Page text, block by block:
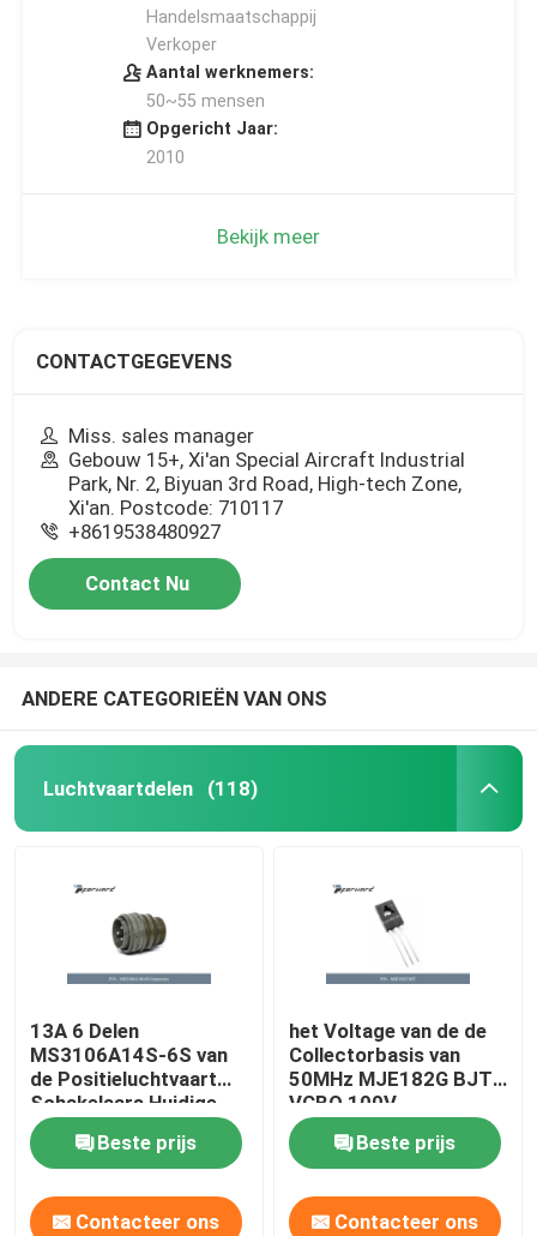
Handelsmaatschappij
Verkoper
Aantal werknemers:
50~55 mensen
Opgericht Jaar:
2010
Bekijk meer
CONTACTGEGEVENS
Miss. sales manager
Gebouw 15+, Xi'an Special Aircraft Industrial
Park, Nr. 2, Biyuan 3rd Road, High-tech Zone,
Xi'an. Postcode: 710117
+8619538480927
Contact Nu
ANDERE CATEGORIEËN VAN ONS
Luchtvaartdelen (118)
13A 6 Delen
MS3106A14S-6S van
de Positieluchtvaart
Schakelaars Huidige
Classificatie 13A
Beste prijs
Contacteer ons
het Voltage van de de
Collectorbasis van
50MHz MJE182G BJT
VCBO 100V
Beste prijs
Contacteer ons